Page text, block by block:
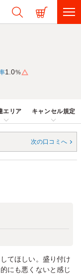
1.0%
エリア キャンセル規定
次の口コミへ
てほしい。盛り付け
にも悪くないと感じ